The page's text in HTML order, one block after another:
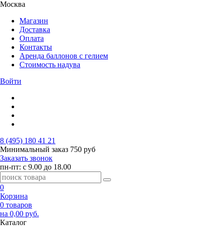
Москва
Магазин
Доставка
Оплата
Контакты
Аренда баллонов с гелием
Стоимость надува
Войти
8 (495) 180 41 21
Минимальный заказ 750 руб
Заказать звонок
пн-пт: с 9.00 до 18.00
0
Корзина
0 товаров
на 0,00 руб.
Каталог